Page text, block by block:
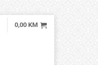
0,00 KM